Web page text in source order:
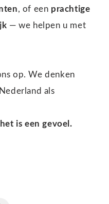
, of een prachtige
— we helpen u met
op. We denken
als
is een gevoel.